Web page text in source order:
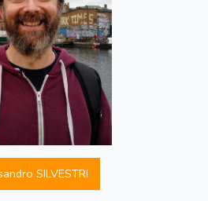
SILVESTRI